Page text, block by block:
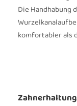
Die Handhabung
komfortabler als
Zahnerhaltung